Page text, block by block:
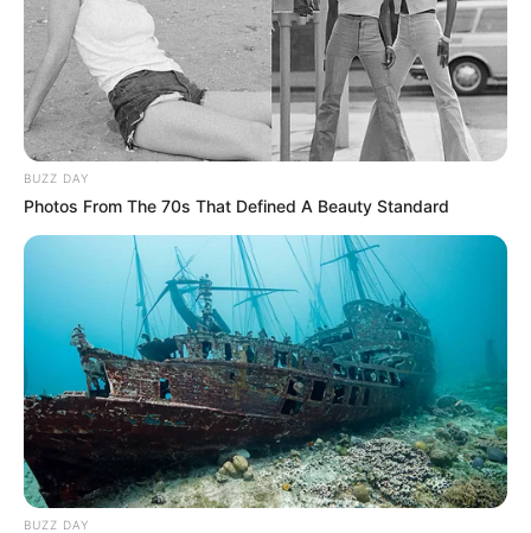
¿Tráfico lento? Inician
protestas en Crespo
contra obras de
ampliación del Aeropuerto
BOLÍVAR
Convocan marcha en
Cartagena contra
hundimiento de reforma
laboral, ¿Cuándo será?
MOVILIDAD EN CARTAGENA
Colapsa la movilidad en
Cartagena tras protesta,
exigen mayor contratación
de mano de obra local
BUZZ DAY
Photos From The 70s That Defined A Beauty Standard
BUZZ DAY